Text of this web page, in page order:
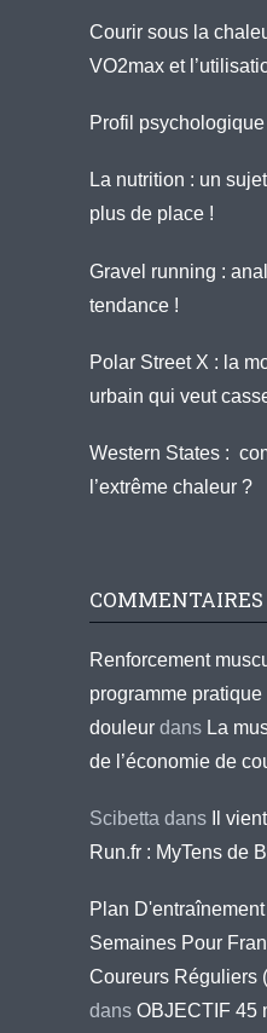
Courir sous la
VO2max et
Profil
La nutrition : un
plus de place !
Gravel running :
tendance !
Polar Street X : la
urbain qui veut
Western States :
l’extrême chaleur ?
COMMENTAIRES
Renforcement
programme
douleur dans La
de l’économie de
Scibetta dans
Il
Run.fr : MyTens de
Plan
Semaines Pour
Coureurs Réguliers
dans OBJECTIF 45